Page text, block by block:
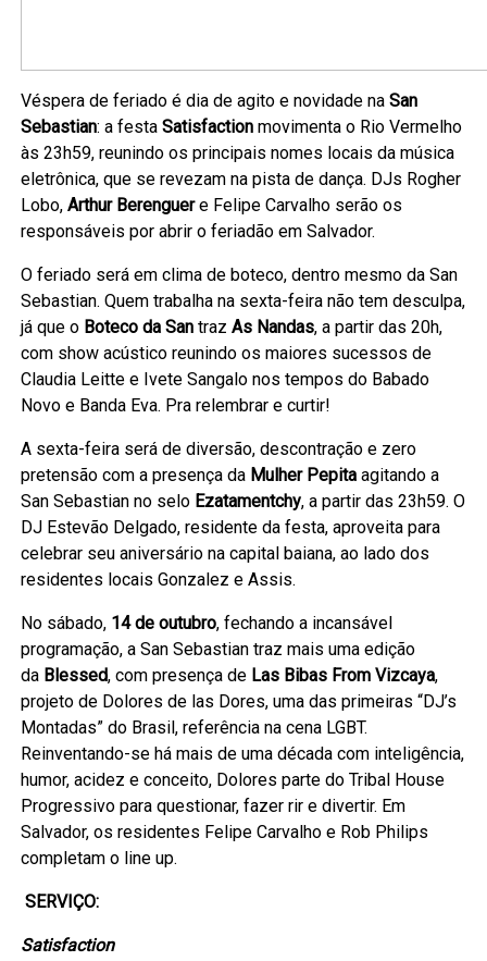
Véspera de feriado é dia de agito e novidade naSan
Sebastian: a festaSatisfaction movimenta o Rio Vermelho
às 23h59, reunindo os principais nomes locais da música
eletrônica, que se revezam na pista de dança. DJs Rogher
Lobo,Arthur Berenguere Felipe Carvalho serão os
responsáveis por abrir o feriadão em Salvador.
O feriado será em clima de boteco, dentro mesmo da San
Sebastian. Quem trabalha na sexta-feira não tem desculpa,
já que o Boteco da San trazAs Nandas, a partir das 20h,
com show acústico reunindo os maiores sucessos de
Claudia Leitte e Ivete Sangalo nos tempos do Babado
Novo e Banda Eva. Pra relembrar e curtir!
A sexta-feira será de diversão, descontração e zero
pretensão com a presença da Mulher Pepita agitando a
San Sebastian no selo Ezatamentchy, a partir das 23h59. O
DJ Estevão Delgado, residente da festa, aproveita para
celebrar seu aniversário na capital baiana, ao lado dos
residentes locais Gonzalez e Assis.
No sábado, 14 de outubro, fechando a incansável
programação, a San Sebastian traz mais uma edição
da Blessed, com presença de Las Bibas From Vizcaya,
projeto de Dolores de las Dores, uma das primeiras “DJ’s
Montadas” do Brasil, referência na cena LGBT.
Reinventando-se há mais de uma década com inteligência,
humor, acidez e conceito, Dolores parte do Tribal House
Progressivo para questionar, fazer rir e divertir. Em
Salvador, os residentes Felipe Carvalho e Rob Philips
completam o line up.
SERVIÇO:
Satisfaction